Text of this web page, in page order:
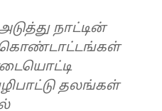
நாட்டின்
கொண்டாட்டங்கள்
தலங்கள்